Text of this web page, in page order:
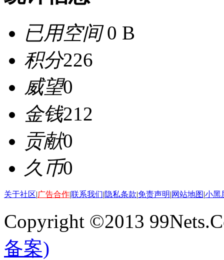
已用空间0 B
积分226
威望0
金钱212
贡献0
久币0
关于社区|广告合作|联系我们|隐私条款|免责声明|网站地图|小黑
Copyright ©2013
备案)